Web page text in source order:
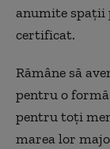
anumite spații
certificat.
Rămâne să
pentru o formă
pentru toți
marea lor